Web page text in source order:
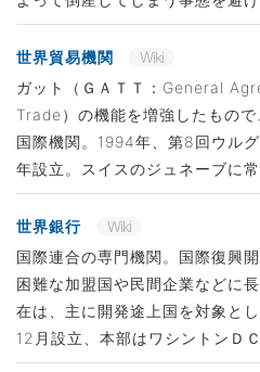
世界貿易機関
Wiki
ガット（ＧＡＴＴ：General
Trade）の機能を増強したもの
国際機関。1994年、第8回ウル
年設立。スイスのジュネーブに
世界銀行
Wiki
国際連合の専門機関。国際復興
困難な加盟国や民間企業などに
在は、主に開発途上国を対象と
12月設立、本部はワシントンＤ